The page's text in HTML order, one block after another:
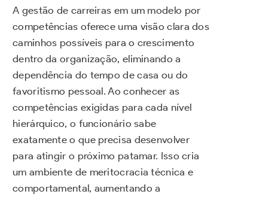
A gestão de carreiras em um modelo por
competências oferece uma visão clara dos
caminhos possíveis para o crescimento
dentro da organização, eliminando a
dependência do tempo de casa ou do
favoritismo pessoal. Ao conhecer as
competências exigidas para cada nível
hierárquico, o funcionário sabe
exatamente o que precisa desenvolver
para atingir o próximo patamar. Isso cria
um ambiente de meritocracia técnica e
comportamental, aumentando a